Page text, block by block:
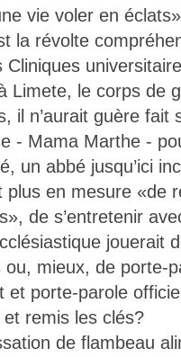
vie voler en
la révolte
Limete, le corps de
il n’aurait guère fait
- Mama Marthe -
un abbé jusqu’ici
plus en mesure «de
de s’entretenir
jouerait
ou, mieux, de porte-
porte-parole
et remis les clés?
de flambeau